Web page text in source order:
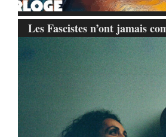
Les Fascistes n’ont jamais